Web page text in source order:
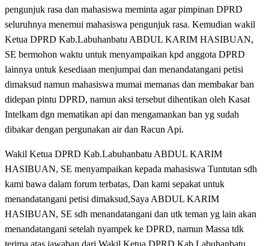
pengunjuk rasa dan mahasiswa meminta agar pimpinan DPRD
seluruhnya menemui mahasiswa pengunjuk rasa. Kemudian wakil
Ketua DPRD Kab.Labuhanbatu ABDUL KARIM HASIBUAN,
SE bermohon waktu untuk menyampaikan kpd anggota DPRD
lainnya untuk kesediaan menjumpai dan menandatangani petisi
dimaksud namun mahasiswa mumai memanas dan membakar ban
didepan pintu DPRD, namun aksi tersebut dihentikan oleh Kasat
Intelkam dgn mematikan api dan mengamankan ban yg sudah
dibakar dengan pergunakan air dan Racun Api.
Wakil Ketua DPRD Kab.Labuhanbatu ABDUL KARIM
HASIBUAN, SE menyampaikan kepada mahasiswa Tuntutan sdh
kami bawa dalam forum terbatas, Dan kami sepakat untuk
menandatangani petisi dimaksud,Saya ABDUL KARIM
HASIBUAN, SE sdh menandatangani dan utk teman yg lain akan
menandatangani setelah nyampek ke DPRD, namun Massa tdk
terima atas jawaban dari Wakil Ketua DPRD Kab.Labuhanbatu